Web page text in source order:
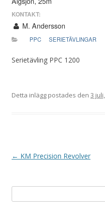
KONTAKT:
M. Andersson
PPC SERIETÄVLINGAR
Serietävling PPC 1200
Detta inlägg postades den 3
I← KM Precision Revolver
efter: